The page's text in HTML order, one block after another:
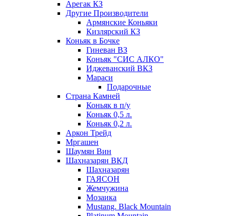
Арегак КЗ
Другие Производители
Армянские Коньяки
Кизлярский КЗ
Коньяк в Бочке
Гиневан ВЗ
Коньяк "СИС АЛКО"
Иджеванский ВКЗ
Мараси
Подарочные
Страна Камней
Коньяк в п/у
Коньяк 0,5 л.
Коньяк 0,2 л.
Аркон Трейд
Мргашен
Шаумян Вин
Шахназарян ВКД
Шахназарян
ГАЯСОН
Жемчужина
Мозаика
Mustang. Black Mountain